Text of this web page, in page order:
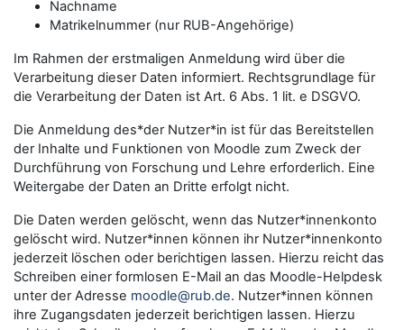
Nachname
Matrikelnummer (nur RUB-Angehörige)
Im Rahmen der erstmaligen Anmeldung wird über die
Verarbeitung dieser Daten informiert. Rechtsgrundlage für
die Verarbeitung der Daten ist Art. 6 Abs. 1 lit. e DSGVO.
Die Anmeldung des*der Nutzer*in ist für das Bereitstellen
der Inhalte und Funktionen von Moodle zum Zweck der
Durchführung von Forschung und Lehre erforderlich. Eine
Weitergabe der Daten an Dritte erfolgt nicht.
Die Daten werden gelöscht, wenn das Nutzer*innenkonto
gelöscht wird. Nutzer*innen können ihr Nutzer*innenkonto
jederzeit löschen oder berichtigen lassen. Hierzu reicht das
Schreiben einer formlosen E-Mail an das Moodle-Helpdesk
unter der Adresse moodle@rub.de. Nutzer*innen können
ihre Zugangsdaten jederzeit berichtigen lassen. Hierzu